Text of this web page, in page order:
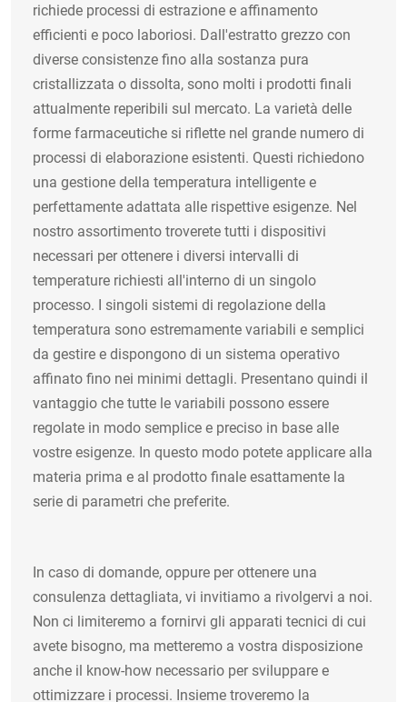
richiede processi di estrazione e affinamento
efficienti e poco laboriosi. Dall'estratto grezzo con
diverse consistenze fino alla sostanza pura
cristallizzata o dissolta, sono molti i prodotti finali
attualmente reperibili sul mercato. La varietà delle
forme farmaceutiche si riflette nel grande numero di
processi di elaborazione esistenti. Questi richiedono
una gestione della temperatura intelligente e
perfettamente adattata alle rispettive esigenze. Nel
nostro assortimento troverete tutti i dispositivi
necessari per ottenere i diversi intervalli di
temperature richiesti all'interno di un singolo
processo. I singoli sistemi di regolazione della
temperatura sono estremamente variabili e semplici
da gestire e dispongono di un sistema operativo
affinato fino nei minimi dettagli. Presentano quindi il
vantaggio che tutte le variabili possono essere
regolate in modo semplice e preciso in base alle
vostre esigenze. In questo modo potete applicare alla
materia prima e al prodotto finale esattamente la
serie di parametri che preferite.
In caso di domande, oppure per ottenere una
consulenza dettagliata, vi invitiamo a rivolgervi a noi.
Non ci limiteremo a fornirvi gli apparati tecnici di cui
avete bisogno, ma metteremo a vostra disposizione
anche il know-how necessario per sviluppare e
ottimizzare i processi. Insieme troveremo la